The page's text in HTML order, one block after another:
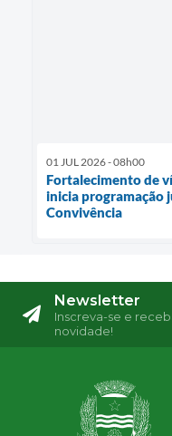
01 JUL 2026 - 08h00
Fortalecimento de
inicia programação
Convivência
Newsletter
Inscreva-se e
novidade!